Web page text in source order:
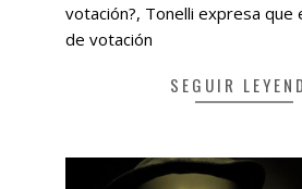
votación?, Tonelli expresa que
de votación
SEGUIR